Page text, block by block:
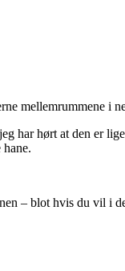
mellemrummene i
har hørt at den er
– blot hvis du vil i